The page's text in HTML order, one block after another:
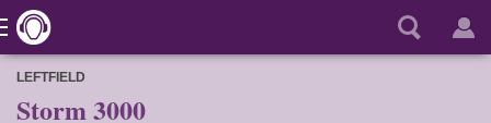
LEFTFIELD
Storm 3000